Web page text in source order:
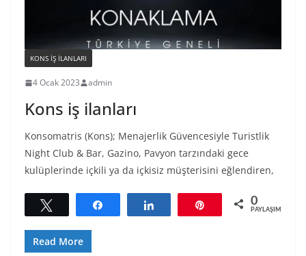
KONS IŞ ILANLARI
4 Ocak 2023 admin
Kons iş ilanları
Konsomatris (Kons); Menajerlik Güvencesiyle Turistlik
Night Club & Bar, Gazino, Pavyon tarzındaki gece
kulüplerinde içkili ya da içkisiz müşterisini eğlendiren,
Tweetle 0
PAYLAŞIMLAR
Read More